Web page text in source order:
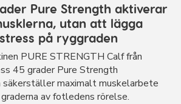
Pure Strength aktiverar
utan att lägga
på ryggraden
PURE STRENGTH Calf från
45 grader Pure Strength
säkerställer maximalt muskelarbete
av fotledens rörelse.